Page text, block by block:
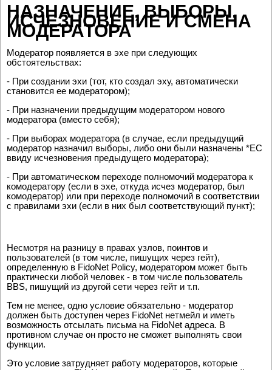
НАЗНАЧЕНИЕ, ВЫБОРЫ,
ИСЧЕЗНОВЕНИЕ И СМЕНА
МОДЕРАТОРА
Модератор появляется в эхе при следующих
обстоятельствах:
- При создании эхи (тот, кто создал эху, автоматически
становится ее модератором);
- При назначении предыдущим модератором нового
модератора (вместо себя);
- При выборах модератора (в случае, если предыдущий
модератор назначил выборы, либо они были назначены *EC
ввиду исчезновения предыдущего модератора);
- При автоматическом переходе полномочий модератора к
комодератору (если в эхе, откуда исчез модератор, был
комодератор) или при переходе полномочий в соответствии
с правилами эхи (если в них был соответствующий пункт);
Несмотря на разницу в правах узлов, поинтов и
пользователей (в том числе, пишущих через гейт),
определенную в FidoNet Policy, модератором может быть
практически любой человек - в том числе пользователь
BBS, пишущий из другой сети через гейт и т.п.
Тем не менее, одно условие обязательно - модератор
должен быть доступен через FidoNet нетмейл и иметь
возможность отсылать письма на FidoNet адреса. В
противном случае он просто не сможет выполнять свои
функции.
Это условие затрудняет работу модераторов, которые